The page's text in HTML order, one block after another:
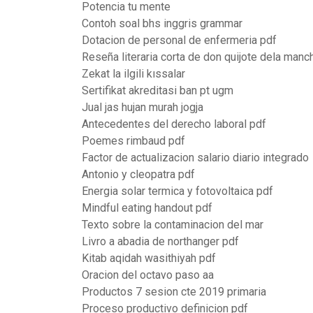
Potencia tu mente
Contoh soal bhs inggris grammar
Dotacion de personal de enfermeria pdf
Reseña literaria corta de don quijote dela
Zekat la ilgili kıssalar
Sertifikat akreditasi ban pt ugm
Jual jas hujan murah jogja
Antecedentes del derecho laboral pdf
Poemes rimbaud pdf
Factor de actualizacion salario diario integrado
Antonio y cleopatra pdf
Energia solar termica y fotovoltaica pdf
Mindful eating handout pdf
Texto sobre la contaminacion del mar
Livro a abadia de northanger pdf
Kitab aqidah wasithiyah pdf
Oracion del octavo paso aa
Productos 7 sesion cte 2019 primaria
Proceso productivo definicion pdf